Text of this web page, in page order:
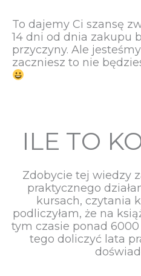
To dajemy Ci szansę
14 dni od dnia zakupu
przyczyny. Ale
zaczniesz to nie
ILE TO
Zdobycie tej wiedzy
praktycznego
kursach, czytania
podliczyłam, że na
tym czasie ponad 6000
tego doliczyć lata